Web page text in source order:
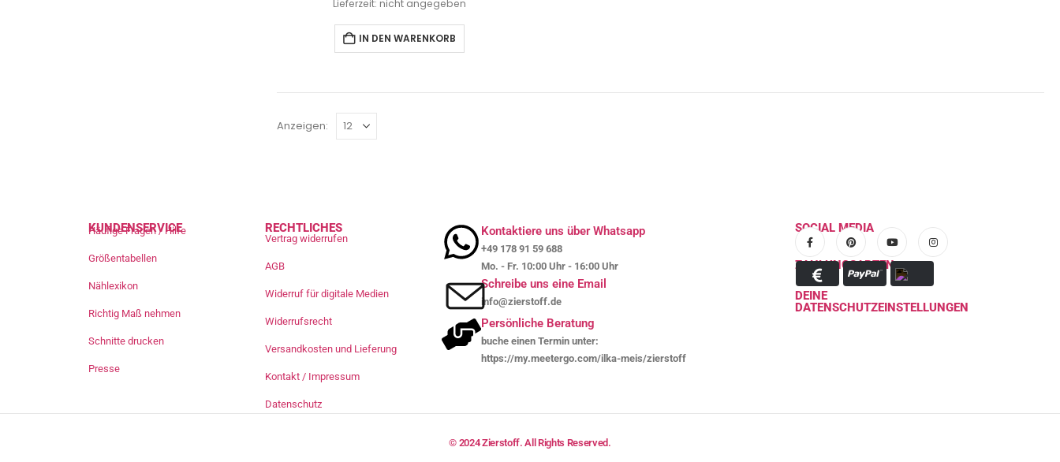
Lieferzeit: nicht angegeben
IN DEN WARENKORB
Anzeigen:
KUNDENSERVICE
Häufige Fragen / Hilfe
Größentabellen
Nählexikon
Richtig Maß nehmen
Schnitte drucken
Presse
RECHTLICHES
Vertrag widerrufen
AGB
Widerruf für digitale Medien
Widerrufsrecht
Versandkosten und Lieferung
Kontakt / Impressum
Datenschutz
Kontaktiere uns über Whatsapp
+49 178 91 59 688
Mo. - Fr. 10:00 Uhr - 16:00 Uhr
Schreibe uns eine Email
info@zierstoff.de
Persönliche Beratung
buche einen Termin unter:
https://my.meetergo.com/ilka-meis/zierstoff
SOCIAL MEDIA
ZAHLUNGSARTEN
DEINE
DATENSCHUTZEINSTELLUNGEN
© 2024 Zierstoff. All Rights Reserved.